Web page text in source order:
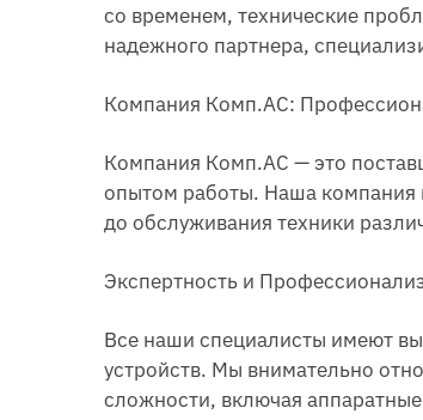
со временем, технические
надежного партнера,
Компания Комп.АС:
Компания Комп.АС — это
опытом работы. Наша компания
до обслуживания техники
Экспертность и
Все наши специалисты имеют
устройств. Мы внимательно
сложности, включая